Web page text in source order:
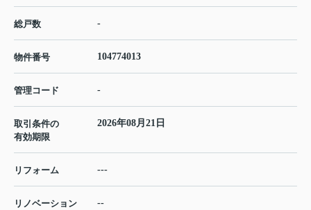
総戸数 -
物件番号 104774013
管理コード -
取引条件の
有効期限
2026年08月21日
リフォーム ---
リノベーション --